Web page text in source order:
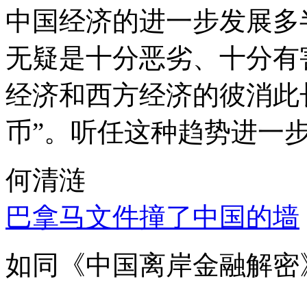
中国经济的进一步发展
无疑是十分恶劣、十分
经济和西方经济的彼消
币”。听任这种趋势进一
何清涟
巴拿马文件撞了中国的墙
如同《中国离岸金融解